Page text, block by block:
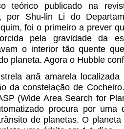
teórico publicado na
por Shu-lin Li do
foi o primeiro a prever
pela gravidade da
o interior tão quente
planeta. Agora o Hubble
anã amarela localizada
da constelação de
(Wide Area Search for
procura por uma
de planetas. O